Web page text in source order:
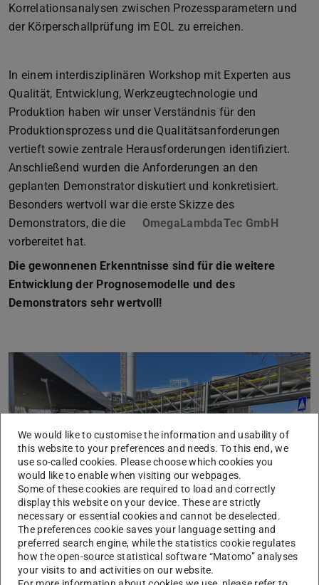
Korrelationsanalysen zwischen Prozessparametern und
der Körperschallprüfung im EOL zu erreichen.
In einem interdisziplinären Workshop mit Experten aus
Qualität, Entwicklung, Werkzeugtechnologie und
Produktion haben wir unser Verständnis für den
Produktionsprozess und die Qualitätsanforderungen
vertieft sowie zentrale Herausforderungen identifiziert.
Anschließend wurden die Anforderungen an den
geplanten Demonstrator diskutiert und konkretisiert.
Besonders wertvoll war die erste Skizze des
Demonstrators, die die
OmegaLambdaTec GmbH
vorbereitet hat.
Die gewonnenen Erkenntnisse sind für die weitere
Entwicklung der Prognosemodelle und des
Demonstrators sehr wertvoll!
We would like to customise the information and usability of
this website to your preferences and needs. To this end, we
use so-called cookies. Please choose which cookies you
would like to enable when visiting our webpages.
Some of these cookies are required to load and correctly
display this website on your device. These are strictly
necessary or essential cookies and cannot be deselected.
The preferences cookie saves your language setting and
preferred search engine, while the statistics cookie regulates
how the open-source statistical software “Matomo” analyses
your visits to and activities on our website.